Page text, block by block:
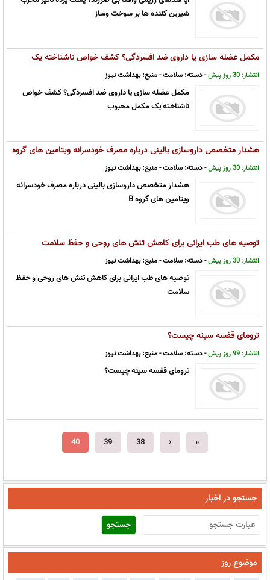
شیرین کننده ها بر سوخت وساز
مکمل عضله سازی یا داروی ضد افسردگی؟ کشف خواص ناشناخته یک
مکمل محبوب
انتشار: 30 روز پیش - دسته: سلامت- منبع:بهداشت نیوز
مکمل عضله سازی یا داروی ضد افسردگی؟ کشف خواص
ناشناخته یک مکمل محبوب
هشدار متخصص داروسازی بالینی درباره مصرف خودسرانه ویتامین های گروه
B
انتشار: 30 روز پیش - دسته: سلامت- منبع:بهداشت نیوز
هشدار متخصص داروسازی بالینی درباره مصرف خودسرانه
ویتامین های گروه B
توصیه های طب ایرانی برای کاهش تنش های روحی و حفظ سلامت
انتشار: 30 روز پیش - دسته: سلامت- منبع:بهداشت نیوز
توصیه های طب ایرانی برای کاهش تنش های روحی و حفظ
سلامت
ترومای قفسه سینه چیست؟
انتشار: 99 روز پیش - دسته: سلامت- منبع:بهداشت نیوز
ترومای قفسه سینه چیست؟
«
‹
38
39
40
جستجو در اخبار
موضوع روز